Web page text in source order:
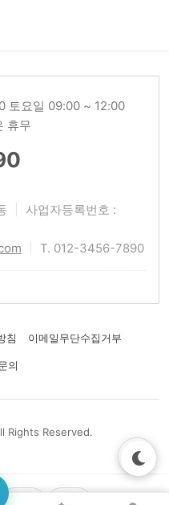
토요일 09:00 ~ 12:00
휴무
사업자등록번호 :
T. 012-3456-7890
침 이메일무단수집거부
의
Rights Reserved.